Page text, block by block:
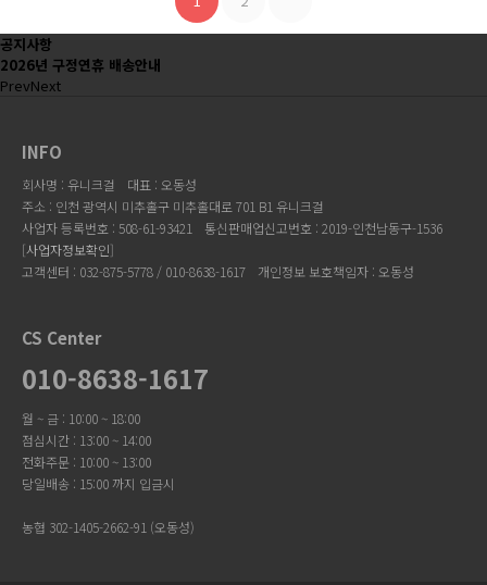
공지사항
2026년 구정연휴 배송안내
PrevNext
INFO
회사명 : 유니크걸
대표 : 오동성
주소 : 인천 광역시 미추홀구 미추홀대로 701 B1 유니크걸
사업자 등록번호 : 508-61-93421
통신판매업신고번호 : 2019-인천남동구-1536
[사업자정보확인]
고객센터 : 032-875-5778 / 010-8638-1617
개인정보 보호책임자 : 오동성
CS Center
010-8638-1617
월 ~ 금 : 10:00 ~ 18:00
점심시간 : 13:00 ~ 14:00
전화주문 : 10:00 ~ 13:00
당일배송 : 15:00 까지 입금시
농협 302-1405-2662-91 (오동성)